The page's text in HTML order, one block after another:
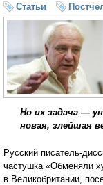
Статьи
Но их задача —
новая, злейшая
Русский писатель-
частушка «Обменяли
в Великобритании,